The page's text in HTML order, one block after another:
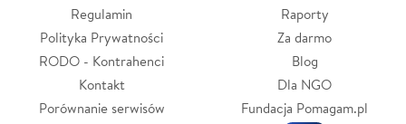
Regulamin
Polityka Prywatności
RODO - Kontrahenci
Kontakt
Porównanie serwisów
Raporty
Za darmo
Blog
Dla NGO
Fundacja Pomagam.pl